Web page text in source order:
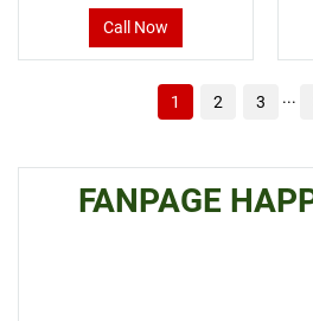
Call Now
1 2 3 ...
FANPAGE